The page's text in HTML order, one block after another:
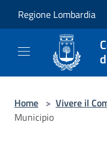
Regione Lombardia
Home > Vivere il
Municipio